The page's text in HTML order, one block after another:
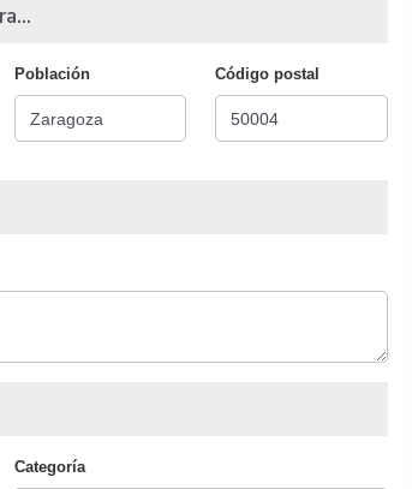
Población Código postal
Categoría